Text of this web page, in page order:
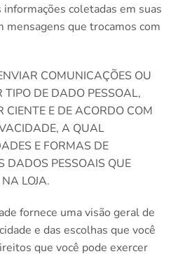
coletadas em suas
mensagens que trocamos com
COMUNICAÇÕES OU
TIPO DE DADO PESSOAL,
CIENTE E DE ACORDO COM
A QUAL
E FORMAS DE
DADOS PESSOAIS QUE
LOJA.
fornece uma visão geral de
e das escolhas que você
que você pode exercer